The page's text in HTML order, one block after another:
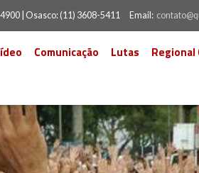
| Osasco: (11) 3608-5411 Email:
Comunicação Lutas Regional